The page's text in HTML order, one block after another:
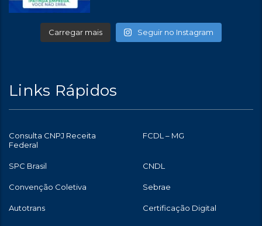
Carregar mais Seguir no Instagram
Links Rápidos
Consulta CNPJ Receita
Federal
FCDL – MG
SPC Brasil CNDL
Convenção Coletiva Sebrae
Autotrans Certificação Digital